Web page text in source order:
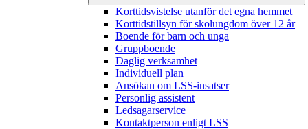
Korttidsvistelse utanför det egna hemmet
Korttidstillsyn för skolungdom över 12 år
Boende för barn och unga
Gruppboende
Daglig verksamhet
Individuell plan
Ansökan om LSS-insatser
Personlig assistent
Ledsagarservice
Kontaktperson enligt LSS